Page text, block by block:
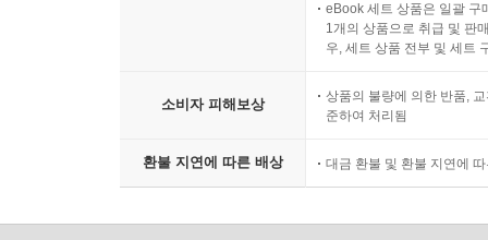
eBook 세트 상품은 일괄 구
1개의 상품으로 취급 및 판
우, 세트 상품 전부 및 세트
소비자 피해보상
상품의 불량에 의한 반품,
준하여 처리됨
환불 지연에 따른 배상 대금 환불 및 환불 지연에